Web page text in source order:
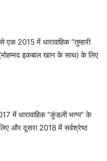
2015 में धारावाहिक “तुम्हारी
इकबाल खान के साथ) के लिए
में धारावाहिक “कुंडली भाग्य” के
और दूसरा 2018 में सर्वश्रेष्ठ